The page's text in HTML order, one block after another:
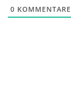
0 KOMMENTARE